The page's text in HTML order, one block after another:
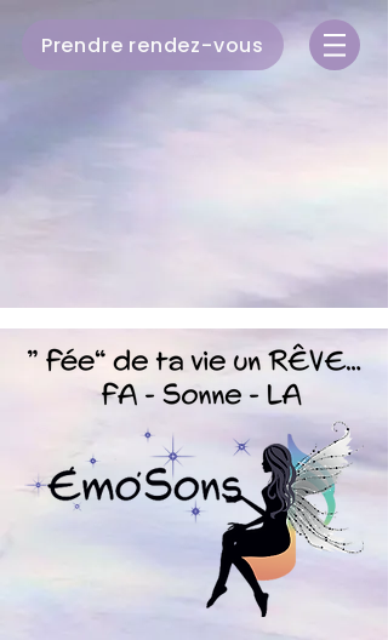
Prendre rendez-vous